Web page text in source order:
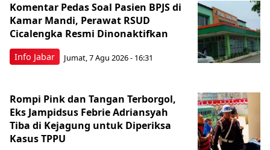
Info Jabar
Komentar Pedas Soal Pasien BPJS di
Kamar Mandi, Perawat RSUD
Cicalengka Resmi Dinonaktifkan
Jumat, 7 Agu 2026 - 16:31
Rompi Pink dan Tangan Terborgol,
Eks Jampidsus Febrie Adriansyah
Tiba di Kejagung untuk Diperiksa
Kasus TPPU